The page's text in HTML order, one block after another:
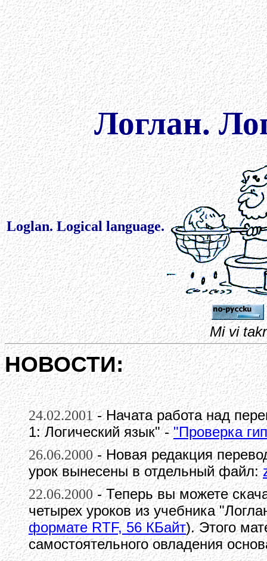
Логлан.
Loglan. Logical language.
Mi vi
НОВОСТИ:
24.02.2001- Начата работа над
1: Логический язык" -"Проверка
26.06.2000- Новая редакция
урок вынесены в отдельный файл:
22.06.2000 - Теперь вы можете
четырех уроков из учебника
формате RTF, 56 КБайт). Этого
самостоятельного овладения